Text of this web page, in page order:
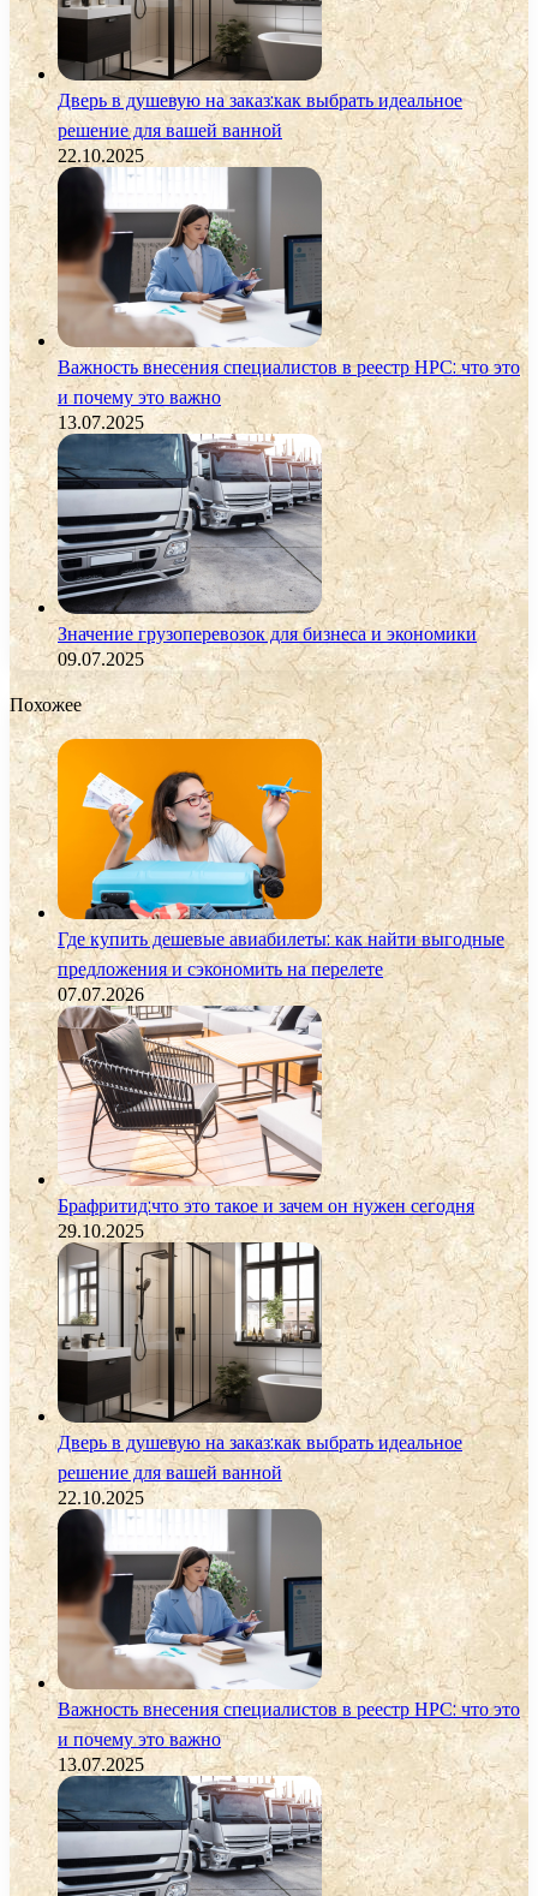
Дверь в душевую на заказ:как выбрать идеальное
решение для вашей ванной
22.10.2025
Важность внесения специалистов в реестр НРС: что это
и почему это важно
13.07.2025
Значение грузоперевозок для бизнеса и экономики
09.07.2025
Похожее
Где купить дешевые авиабилеты: как найти выгодные
предложения и сэкономить на перелете
07.07.2026
Брафритид:что это такое и зачем он нужен сегодня
29.10.2025
Дверь в душевую на заказ:как выбрать идеальное
решение для вашей ванной
22.10.2025
Важность внесения специалистов в реестр НРС: что это
и почему это важно
13.07.2025